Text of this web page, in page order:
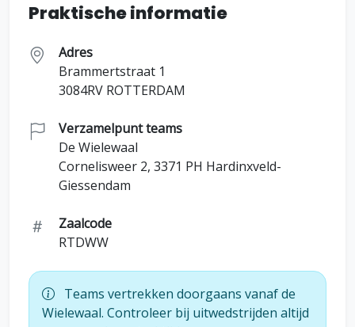
Praktische informatie
Adres
Brammertstraat 1
3084RV ROTTERDAM
Verzamelpunt teams
De Wielewaal
Cornelisweer 2, 3371 PH Hardinxveld-
Giessendam
Zaalcode
RTDWW
Teams vertrekken doorgaans vanaf de
Wielewaal. Controleer bij uitwedstrijden altijd